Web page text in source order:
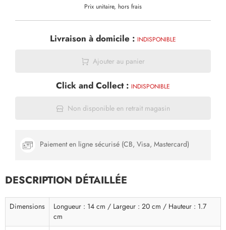
Prix unitaire, hors frais
Livraison à domicile : INDISPONIBLE
Ajouter au panier
Click and Collect : INDISPONIBLE
Non disponible en retrait magasin
Paiement en ligne sécurisé (CB, Visa, Mastercard)
DESCRIPTION DÉTAILLÉE
Dimensions
Longueur : 14 cm / Largeur : 20 cm / Hauteur : 1.7
cm